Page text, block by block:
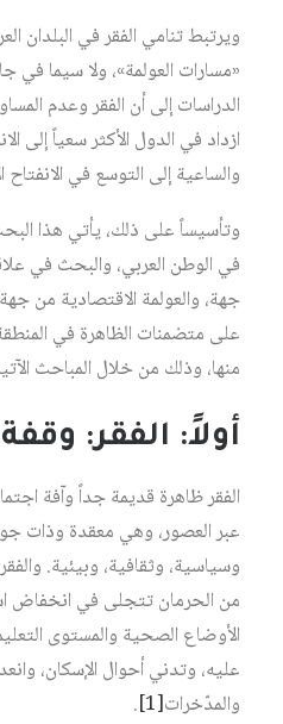
ويرتبط تنامي الفقر في البلدان
«مسارات العولمة»، ولا سيما في
الدراسات إلى أن الفقر وعدم
ازداد في الدول الأكثر سعياً إلى
والساعية إلى التوسع في الانفتاح
وتأسيساً على ذلك، يأتي هذا
في الوطن العربي، والبحث في
جهة، والعولمة الاقتصادية من
على متضمنات الظاهرة في
منها، وذلك من خلال المباحث
أولاً: الفقر:
الفقر ظاهرة قديمة جداً وآفة
عبر العصور، وهي معقدة وذات
وسياسية، وثقافية، وبيئية.
من الحرمان تتجلى في انخفاض
الأوضاع الصحية والمستوى
عليه، وتدني أحوال الإسكان،
والمدّخرات[1]
.